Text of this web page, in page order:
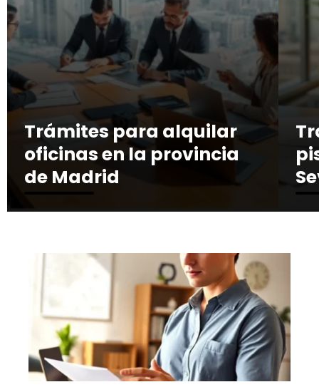
Trámites para alquilar
oficinas en la provincia
de Madrid